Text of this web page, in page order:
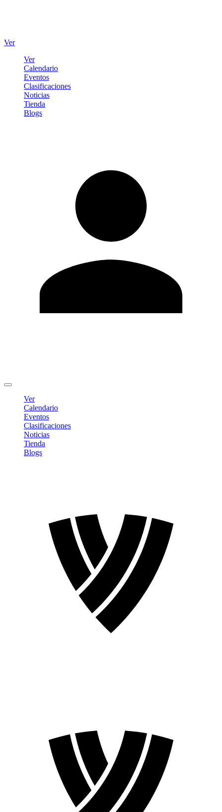
Ver
Ver
Calendario
Eventos
Clasificaciones
Noticias
Tienda
Blogs
Ver
Calendario
Eventos
Clasificaciones
Noticias
Tienda
Blogs